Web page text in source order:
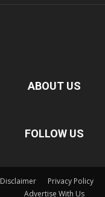
ABOUT US
FOLLOW US
Disclaimer Privacy Policy
Advertise With Us